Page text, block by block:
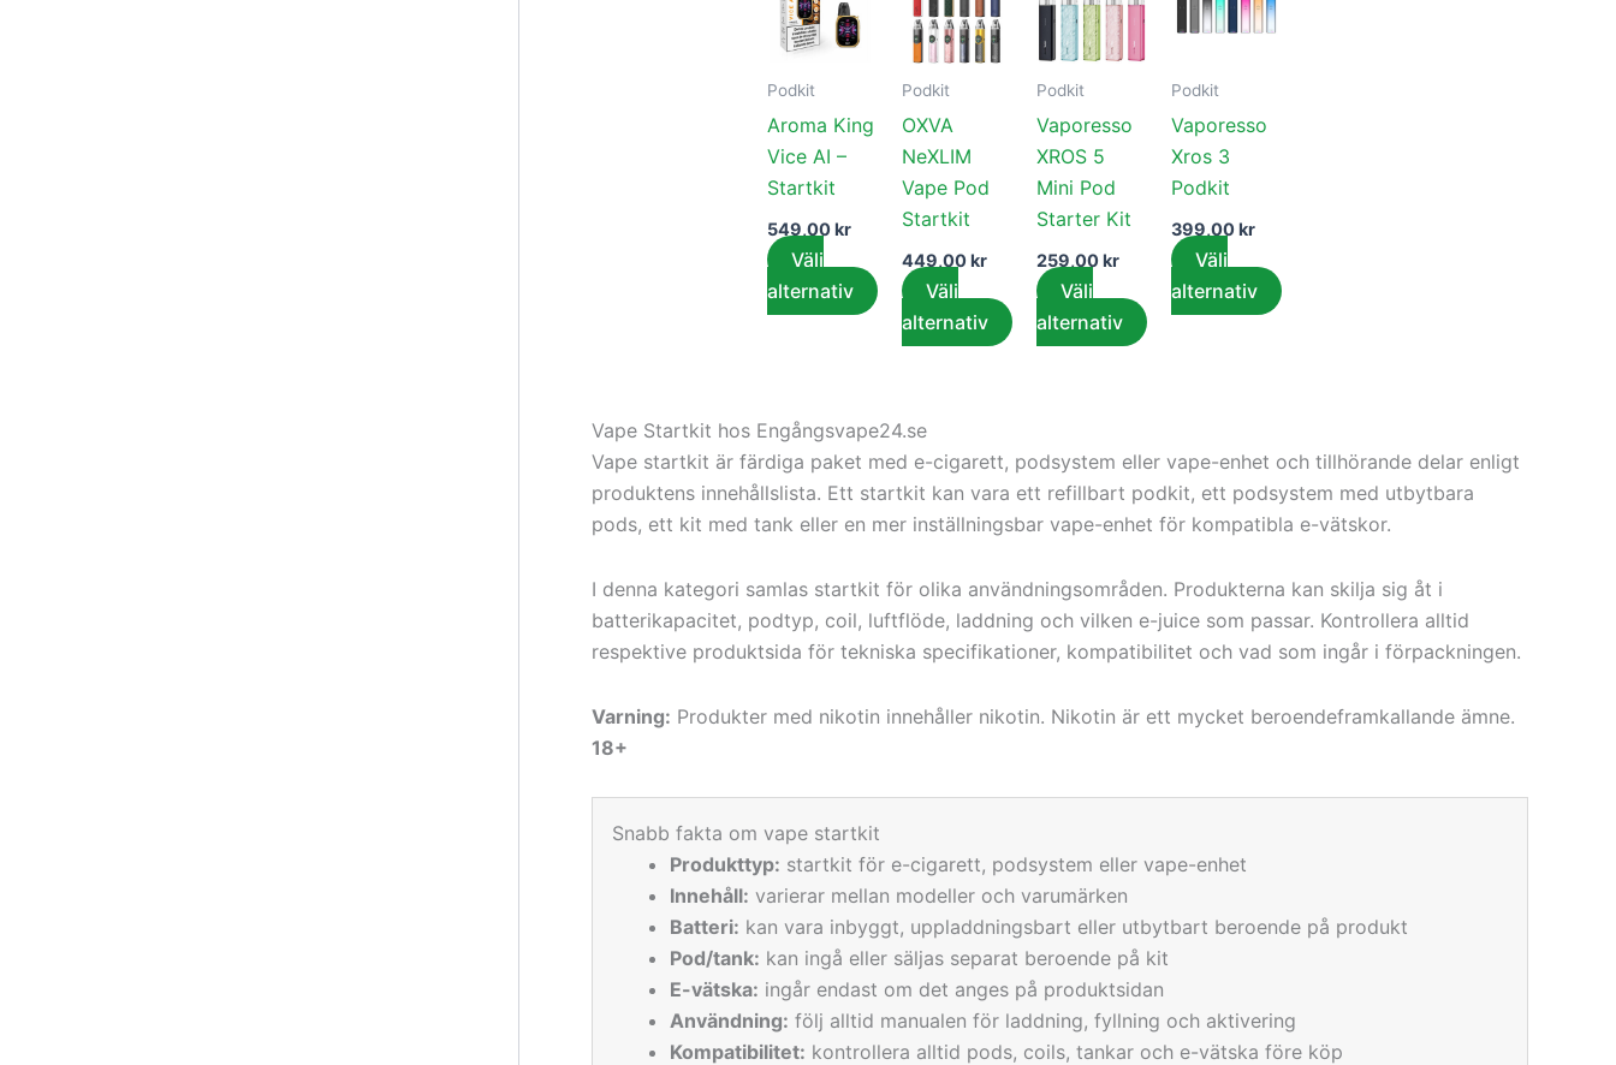
Podkit
Aroma King
Vice AI –
Startkit
549,00kr
Välj
alternativ
produkten
flera
varianter.
olika
alternativen
kan
väljas
produktsidan
Podkit
OXVA
NeXLIM
Vape Pod
Startkit
449,00kr
Välj
alternativ
produkten
har
flera
varianter.
olika
alternativen
kan
väljas
på
produktsidan
Podkit
Vaporesso
XROS 5
Mini Pod
Starter Kit
259,00kr
Välj
alternativ
produkten
flera
varianter.
olika
alternativen
kan
väljas
på
Podkit
Vaporesso
Xros 3
Podkit
399,00kr
Välj
alternativ
väljas
Vape Startkit hos Engångsvape24.se
Vape startkit är färdiga paket med e-cigarett, podsystem eller vape-enhet och tillhörande delar enligt
produktens innehållslista. Ett startkit kan vara ett refillbart podkit, ett podsystem med utbytbara
pods, ett kit med tank eller en mer inställningsbar vape-enhet för kompatibla e-vätskor.
I denna kategori samlas startkit för olika användningsområden. Produkterna kan skilja sig åt i
batterikapacitet, podtyp, coil, luftflöde, laddning och vilken e-juice som passar. Kontrollera alltid
respektive produktsida för tekniska specifikationer, kompatibilitet och vad som ingår i förpackningen.
Varning: Produkter med nikotin innehåller nikotin. Nikotin är ett mycket beroendeframkallande ämne.
18+
Snabb fakta om vape startkit
Produkttyp: startkit för e-cigarett, podsystem eller vape-enhet
Innehåll: varierar mellan modeller och varumärken
Batteri: kan vara inbyggt, uppladdningsbart eller utbytbart beroende på produkt
Pod/tank: kan ingå eller säljas separat beroende på kit
E-vätska: ingår endast om det anges på produktsidan
Användning: följ alltid manualen för laddning, fyllning och aktivering
Kompatibilitet: kontrollera alltid pods, coils, tankar och e-vätska före köp